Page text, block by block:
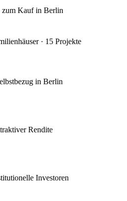
zum Kauf in Berlin
· 15 Projekte
in Berlin
Rendite
Investoren